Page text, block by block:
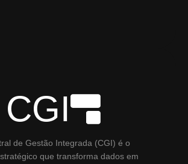
CGI
de Gestão Integrada (CGI) é o
que transforma dados em